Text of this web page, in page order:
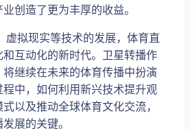
创造了更为丰厚的收益。
虚拟现实等技术的发展，体育直
互动化的新时代。卫星转播作
继续在未来的体育传播中扮演
中，如何利用新兴技术提升观
以及推动全球体育文化交流，
展的关键。